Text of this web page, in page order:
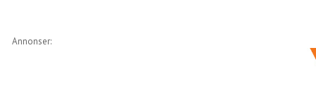
Annonser: